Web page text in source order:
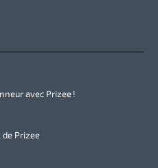
avec Prizee !
Prizee